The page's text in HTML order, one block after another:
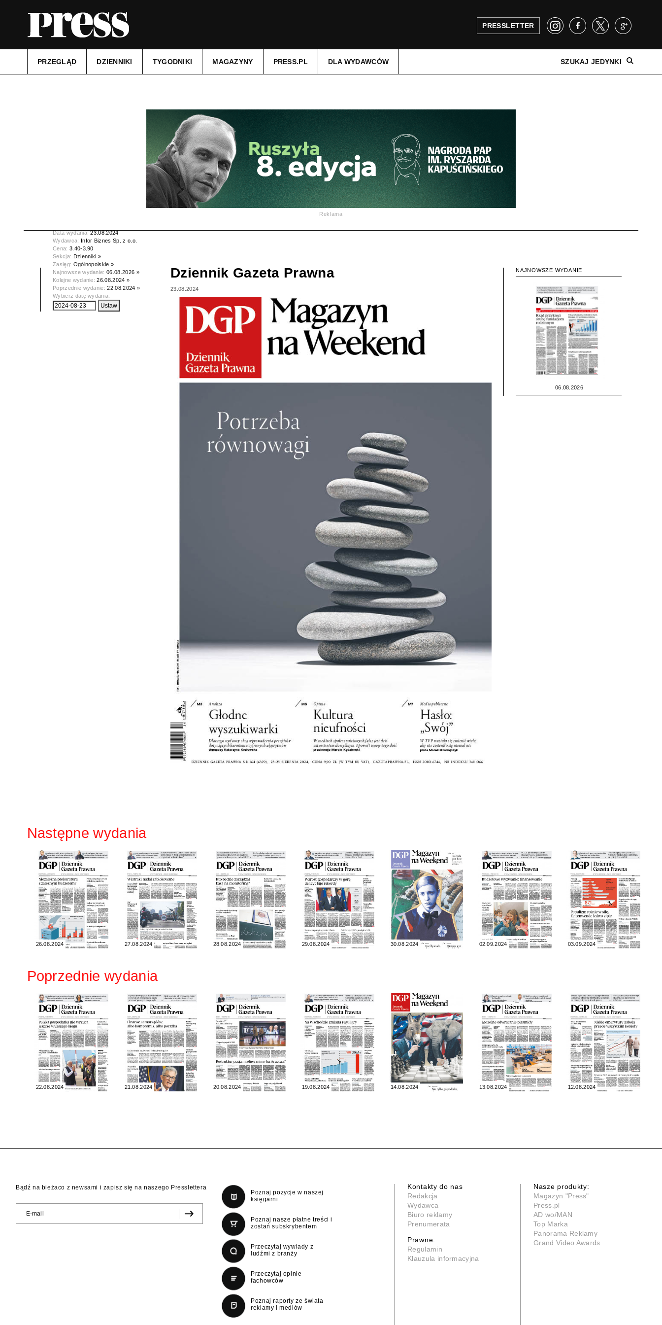
PRESSLETTER
PRZEGLĄD DZIENNIKI TYGODNIKI MAGAZYNY PRESS.PL DLA WYDAWCÓW SZUKAJ JEDYNKI
Reklama
Data wydania:23.08.2024
Wydawca: Infor Biznes Sp. z o.o.
Cena: 3.40-3.90
Sekcja: Dzienniki »
Zasięg: Ogólnopolskie »
Najnowsze wydanie:06.08.2026 »
Kolejne wydanie:26.08.2024 »
Poprzednie wydanie:22.08.2024 »
Wybierz datę wydania:
Dziennik Gazeta Prawna
23.08.2024
NAJNOWSZE WYDANIE
06.08.2026
Następne wydania
26.08.2024 27.08.2024 28.08.2024 29.08.2024 30.08.2024 02.09.2024 03.09.2024
Poprzednie wydania
22.08.2024 21.08.2024 20.08.2024 19.08.2024 14.08.2024 13.08.2024 12.08.2024
Bądź na bieżaco z newsami i zapisz się na naszego Presslettera
Poznaj pozycje w naszej
księgarni
Poznaj nasze płatne treści i
zostań subskrybentem
Przeczytaj wywiady z
ludźmi z branży
Przeczytaj opinie
fachowców
Poznaj raporty ze świata
reklamy i mediów
Kontakty do nas
Redakcja
Wydawca
Biuro reklamy
Prenumerata
Prawne:
Regulamin
Klauzula informacyjna
Nasze produkty:
Magazyn "Press"
Press.pl
AD wo/MAN
Top Marka
Panorama Reklamy
Grand Video Awards